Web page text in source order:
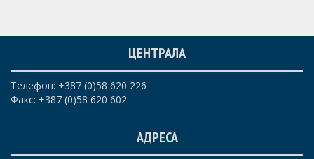
ЦЕНТРАЛА
Телефон: +387 (0)58 620 226
Факс: +387 (0)58 620 602
АДРЕСА